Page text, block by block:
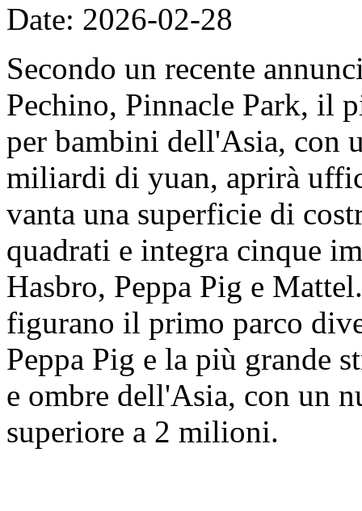
Date: 2026-02-28
Secondo un recente
Pechino, Pinnacle Park, il
per bambini dell'Asia, con
miliardi di yuan, aprirà
vanta una superficie di
quadrati e integra cinque
Hasbro, Peppa Pig e
figurano il primo parco
Peppa Pig e la più grande
e ombre dell'Asia, con un
superiore a 2 milioni.